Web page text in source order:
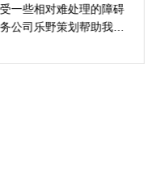
一些相对难处理的障碍
公司乐野策划帮助我完
下次有计划还会选择乐